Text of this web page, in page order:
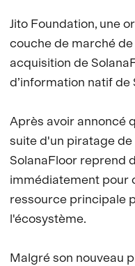
Jito Foundation, une
couche de marché de
acquisition de
d’information natif de
Après avoir annoncé
suite d'un piratage
SolanaFloor reprend
immédiatement pour
ressource principale
l'écosystème.
Malgré son nouveau